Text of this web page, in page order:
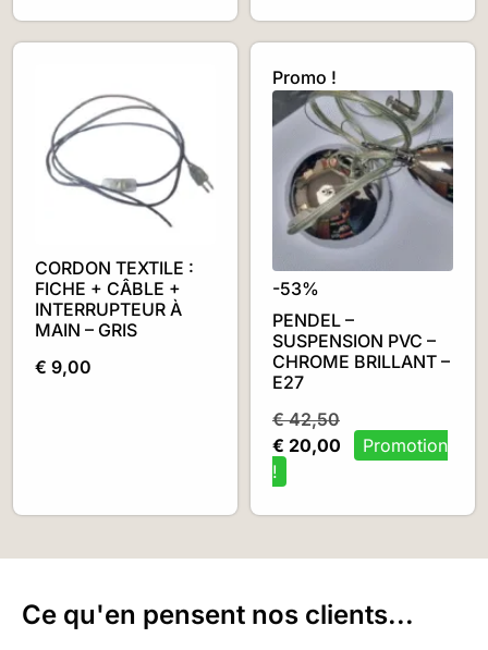
CORDON TEXTILE :
FICHE + CÂBLE +
INTERRUPTEUR À
MAIN – GRIS
€ 9,00
Promo !
-53%
PENDEL –
SUSPENSION PVC –
CHROME BRILLANT –
E27
€42,50
€ 20,00
Ce qu'en pensent nos clients...